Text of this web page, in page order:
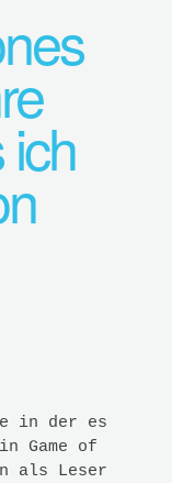
in der es
Game of
als Leser